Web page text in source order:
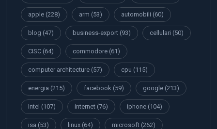
apple (228) arm (53) automobili (60)
blog (47) business-export (93) cellulari (50)
CISC (64) commodore (61)
computer architecture (57) cpu (115)
energia (215) facebook (59) google (213)
Intel (107) internet (76) iphone (104)
isa (53) linux (64) microsoft (262)